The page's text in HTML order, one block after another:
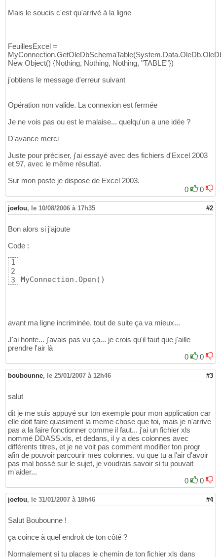
14
18
19
20
22
24
25
26
28
30
31
33
35
36
"Extended Properties=Excel 8.0;"
Nothing, Nothing,
    NomFeuille =
"[" & FeuillesExcel.Rows(
("TABLE_NAME" ).ToString() & "]"
Commande = New
    DS = New System.Data.DataSet
    Commande.Fill
(DS
    Commande.FillSchema
DS,
    DataGrid1.DataSource = DS
Catch ex As Exception
    MsgBox
( ex.Message
    If Not MyConnection Is Nothing Then
    End If
End Try
Mais le soucis c'est qu'arrivé à la ligne
FeuillesExcel =
New Object() {Nothing, Nothing, Nothing, "TABLE"})
j'obtiens le message d'erreur suivant
Opération non valide. La connexion est fermée
Je ne vois pas ou est le malaise... quelqu'un a une idée ?
D'avance merci
Juste pour préciser, j'ai essayé avec des fichiers d'Excel 2003
et 97, avec le même résultat.
Sur mon poste je dispose de Excel 2003.
0
0
joefou, le 10/08/2006 à 17h35 #2
Bon alors si j'ajoute
Code :
1
2
3
MyConnection.Open ( )
avant ma ligne incriminée, tout de suite ça va mieux...
J'ai honte... j'avais pas vu ça... je crois qu'il faut que j'aille
prendre l'air là
0
0
boubounne, le 25/01/2007 à 12h46 #3
salut
dit je me suis appuyé sur ton exemple pour mon application car
elle doit faire quasiment la meme chose que toi, mais je n'arrive
pas a la faire fonctionner comme il faut... j'ai un fichier xls
nommé DDASS.xls, et dedans, il y a des colonnes avec
différents titres, et je ne voit pas comment modifier ton progr
afin de pouvoir parcourir mes colonnes. vu que tu a l'air d'avoir
pas mal bossé sur le sujet, je voudrais savoir si tu pouvait
m'aider...
0
0
joefou, le 31/01/2007 à 18h46 #4
Salut Boubounne !
ça coince à quel endroit de ton côté ?
Normalement si tu places le chemin de ton fichier xls dans